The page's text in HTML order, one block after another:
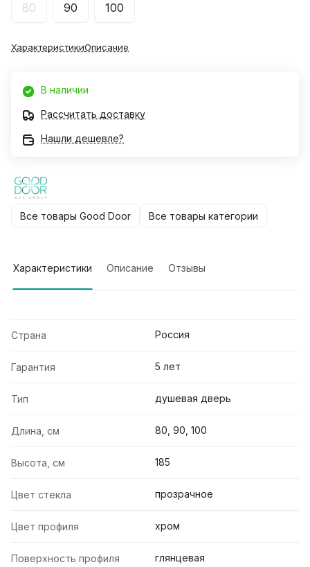
80 90 100
ХарактеристикиОписание
В наличии
Рассчитать доставку
Нашли дешевле?
Все товары Good Door Все товары категории
Характеристики Описание Отзывы
Страна Россия
Гарантия 5 лет
Тип душевая дверь
Длина, см 80, 90, 100
Высота, см 185
Цвет стекла прозрачное
Цвет профиля хром
Поверхность профиля глянцевая